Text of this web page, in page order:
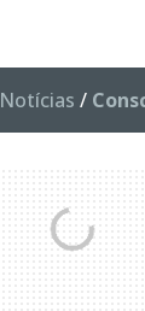
Notícias /